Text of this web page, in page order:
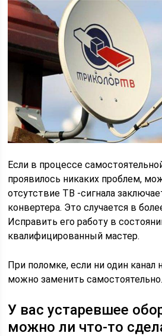
Если в процессе
проявилось никаких проблем,
отсутствие ТВ -сигнала
конвертера. Это случается в
Исправить его работу в
квалифицированный мастер.
При поломке, если ни один канал
можно заменить самостоятельно.
У вас устаревшее
можно ли что-то